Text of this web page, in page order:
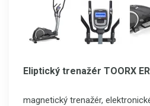
Eliptický trenažér TOORX
magnetický trenažér,